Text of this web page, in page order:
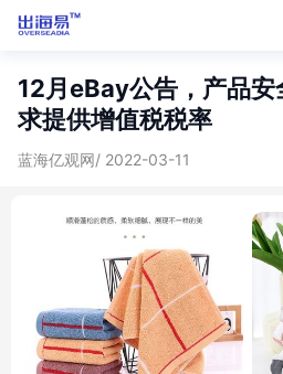
12月eBay公告，产品
求提供增值税税率
蓝海亿观网/ 2022-03-11